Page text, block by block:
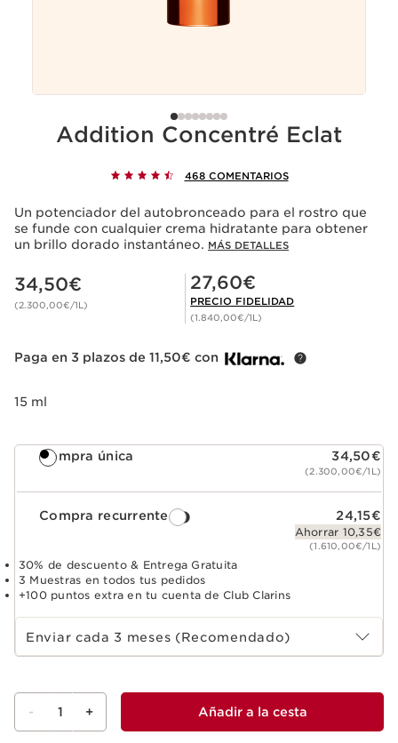
Addition Concentré Eclat
468 COMENTARIOS
Un potenciador del autobronceado para el rostro que
se funde con cualquier crema hidratante para obtener
un brillo dorado instantáneo. MÁS DETALLES
Precio actual 34,50€
34,50€
(2.300,00€/1L)
Precio Fidelidad 27,60€
27,60€
PRECIO FIDELIDAD
(1.840,00€/1L)
Paga en 3 plazos de 11,50€ con
15 ml
Compra única 34,50€
(2.300,00€/1L)
Compra recurrente 24,15€
Ahorrar 10,35€
(1.610,00€/1L)
30% de descuento & Entrega Gratuita
3 Muestras en todos tus pedidos
+100 puntos extra en tu cuenta de Club Clarins
Select subscription period
Enviar cada 3 meses (Recomendado)
- 1 + Añadir a la cesta